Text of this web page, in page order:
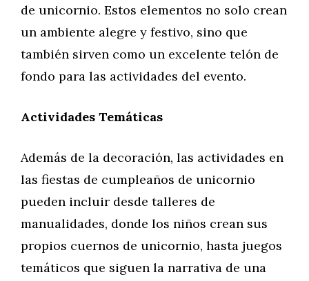
de unicornio. Estos elementos no solo crean
un ambiente alegre y festivo, sino que
también sirven como un excelente telón de
fondo para las actividades del evento.
Actividades Temáticas
Además de la decoración, las actividades en
las fiestas de cumpleaños de unicornio
pueden incluir desde talleres de
manualidades, donde los niños crean sus
propios cuernos de unicornio, hasta juegos
temáticos que siguen la narrativa de una